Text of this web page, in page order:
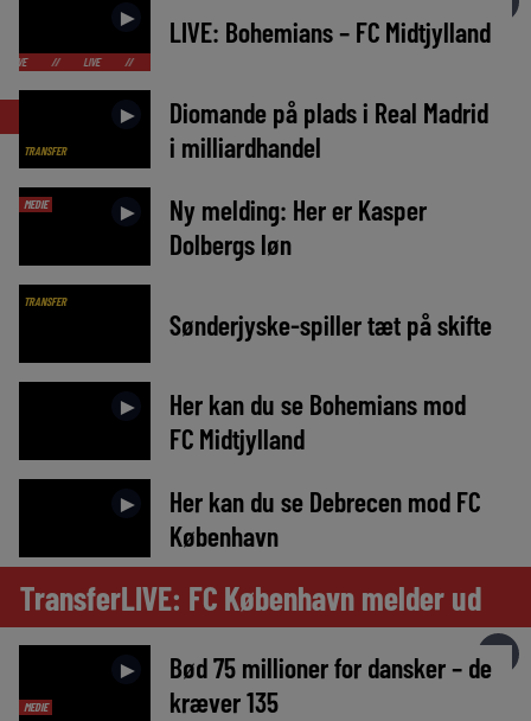
►
LIVE // LIVE //
LIVE: Bohemians – FC Midtjylland
TRANSFER
►
Diomande på plads i Real Madrid
i milliardhandel
MEDIE ►
Ny melding: Her er Kasper
Dolbergs løn
TRANSFER
Sønderjyske-spiller tæt på skifte
►
Her kan du se Bohemians mod
FC Midtjylland
►
Her kan du se Debrecen mod FC
København
►
TransferLIVE: FC København melder ud
MEDIE
►
Bød 75 millioner for dansker – de
kræver 135